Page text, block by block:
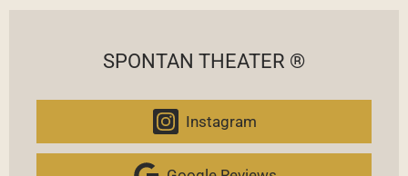
SPONTAN THEATER ®
Instagram